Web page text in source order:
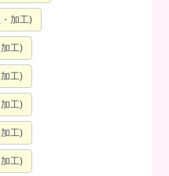
加工)
工)
工)
工)
工)
工)